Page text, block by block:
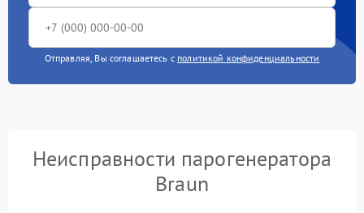
Отправляя, Вы соглашаетесь с политикой конфиденциальности
Неисправности парогенератора
Braun